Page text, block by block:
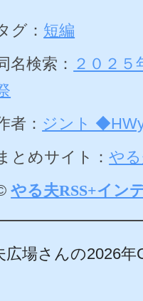
グ： 短編
名検索： ２０２
者： ジント
とめサイト：や
やる夫RSS+イン
広場さんの2026